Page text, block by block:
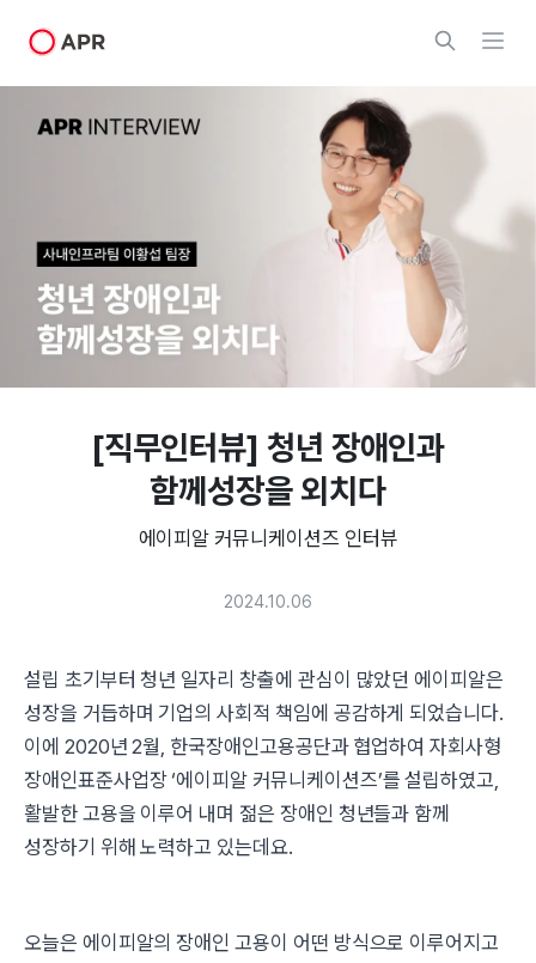
[직무인터뷰] 청년 장애인과
함께성장을 외치다
에이피알 커뮤니케이션즈 인터뷰
2024.10.06
설립 초기부터 청년 일자리 창출에 관심이 많았던 에이피알은
성장을 거듭하며 기업의 사회적 책임에 공감하게 되었습니다.
이에 2020년 2월, 한국장애인고용공단과 협업하여 자회사형
장애인표준사업장 ‘에이피알 커뮤니케이션즈’를 설립하였고,
활발한 고용을 이루어 내며 젊은 장애인 청년들과 함께
성장하기 위해 노력하고 있는데요.
오늘은 에이피알의 장애인 고용이 어떤 방식으로 이루어지고